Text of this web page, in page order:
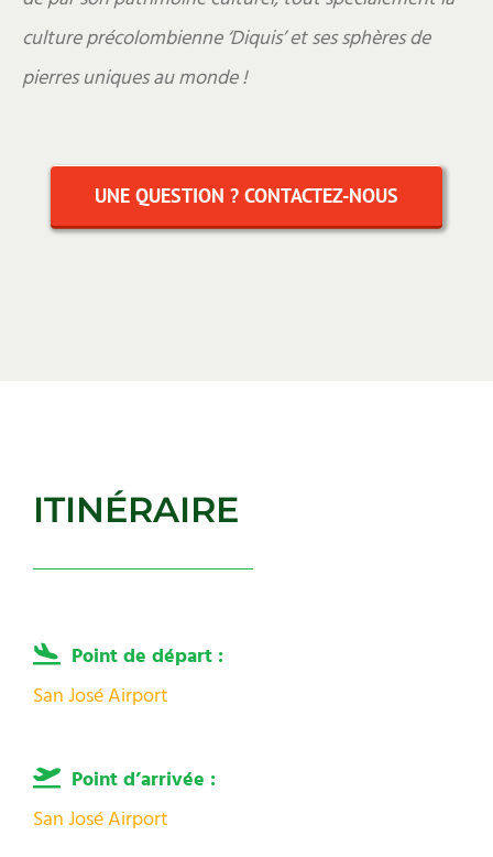
culture précolombienne ‘Diquis’ et ses sphères de
pierres uniques au monde !
UNE QUESTION ? CONTACTEZ-NOUS
ITINÉRAIRE
Point de départ :
San José Airport
Point d’arrivée :
San José Airport